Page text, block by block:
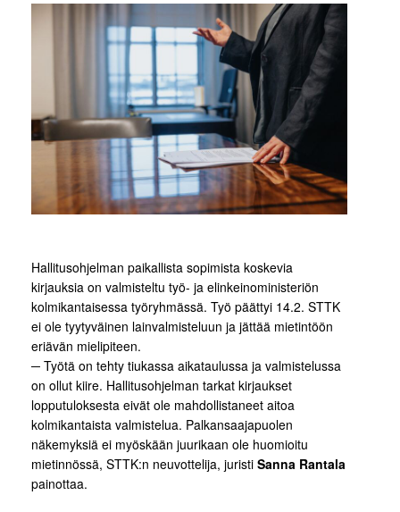
Hallitusohjelman paikallista sopimista koskevia
kirjauksia on valmisteltu työ- ja elinkeinoministeriön
kolmikantaisessa työryhmässä. Työ päättyi 14.2. STTK
ei ole tyytyväinen lainvalmisteluun ja jättää mietintöön
eriävän mielipiteen.
─ Työtä on tehty tiukassa aikataulussa ja valmistelussa
on ollut kiire. Hallitusohjelman tarkat kirjaukset
lopputuloksesta eivät ole mahdollistaneet aitoa
kolmikantaista valmistelua. Palkansaajapuolen
näkemyksiä ei myöskään juurikaan ole huomioitu
mietinnössä, STTK:n neuvottelija, juristi Sanna Rantala
painottaa.